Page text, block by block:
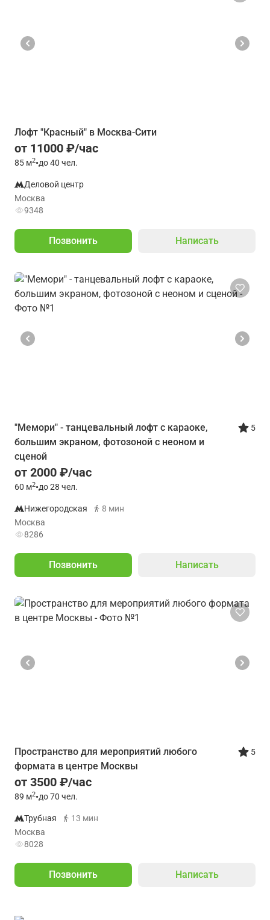
Лофт "Красный" в Москва-Сити
от 11000 ₽/час
85 м2•до 40 чел.
Деловой центр
Москва
9348
Позвонить Написать
"Мемори" - танцевальный лофт с караоке,
большим экраном, фотозоной с неоном и
сценой
от 2000 ₽/час
60 м2•до 28 чел.
5
Нижегородская
8 мин
Москва
8286
Позвонить Написать
Пространство для мероприятий любого
формата в центре Москвы
от 3500 ₽/час
89 м2•до 70 чел.
5
Трубная
13 мин
Москва
8028
Позвонить Написать